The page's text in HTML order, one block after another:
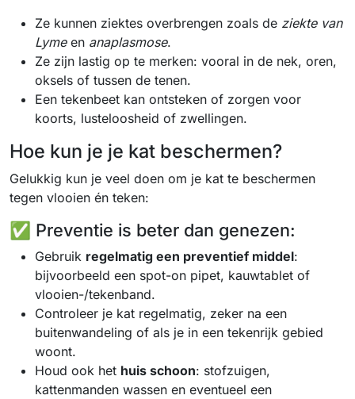
Ze kunnen ziektes overbrengen zoals de ziekte van
Lymeen anaplasmose.
Ze zijn lastig op te merken: vooral in de nek, oren,
oksels of tussen de tenen.
Een tekenbeet kan ontsteken of zorgen voor
koorts, lusteloosheid of zwellingen.
Hoe kun je je kat beschermen?
Gelukkig kun je veel doen om je kat te beschermen
tegen vlooien én teken:
✅ Preventie is beter dan genezen:
Gebruik regelmatig een preventief middel:
bijvoorbeeld een spot-on pipet, kauwtablet of
vlooien-/tekenband.
Controleer je kat regelmatig, zeker na een
buitenwandeling of als je in een tekenrijk gebied
woont.
Houd ook het huis schoon: stofzuigen,
kattenmanden wassen en eventueel een